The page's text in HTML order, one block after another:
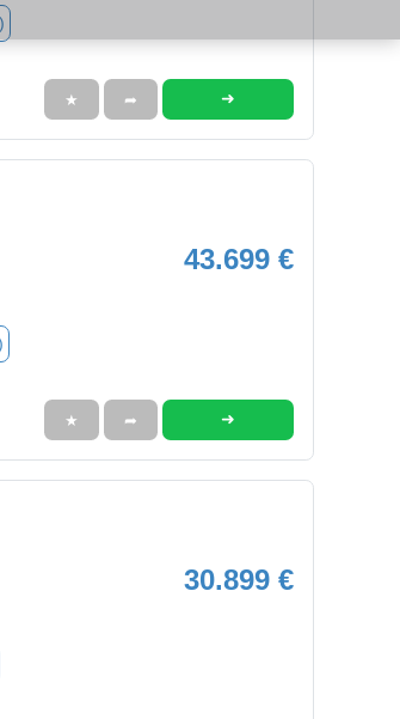
★ ➦ ➜
43.699 €
★ ➦ ➜
30.899 €